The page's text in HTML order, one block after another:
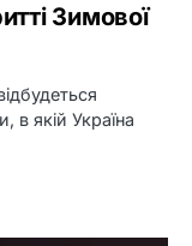
Зимової
в якій Україна